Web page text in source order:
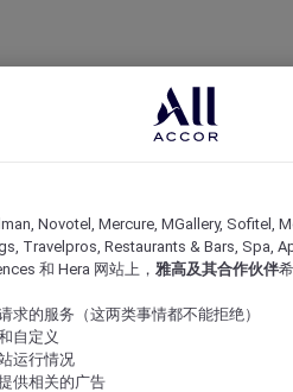
Novotel, Mercure, MGallery, Sofitel,
Travelpros, Restaurants & Bars, Spa,
和 Hera 网站上， 雅高及其合作伙伴
求的服务（这两类事情都不能拒绝）
自定义
运行情况
供相关的广告